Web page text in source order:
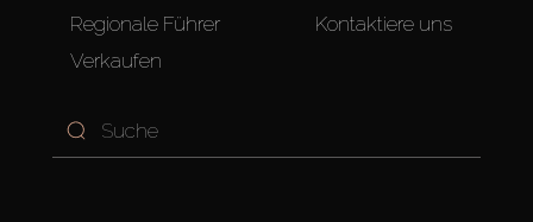
Regionale Führer
Verkaufen
Kontaktiere uns